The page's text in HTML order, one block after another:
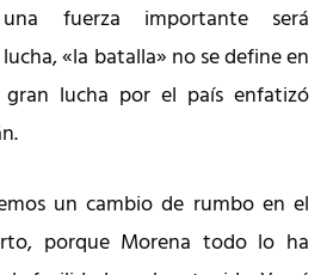
fuerza importante será
«la batalla» no se define en
lucha por el país enfatizó
un cambio de rumbo en el
porque Morena todo lo ha